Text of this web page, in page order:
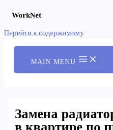
WorkNet
Перейти к содержимому
MAIN MENU
Замена
в квартире по